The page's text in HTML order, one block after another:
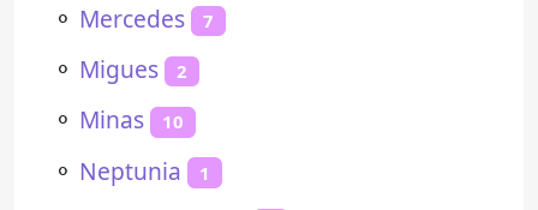
⚬ Mercedes 7
⚬ Migues 2
⚬ Minas 10
⚬ Neptunia 1